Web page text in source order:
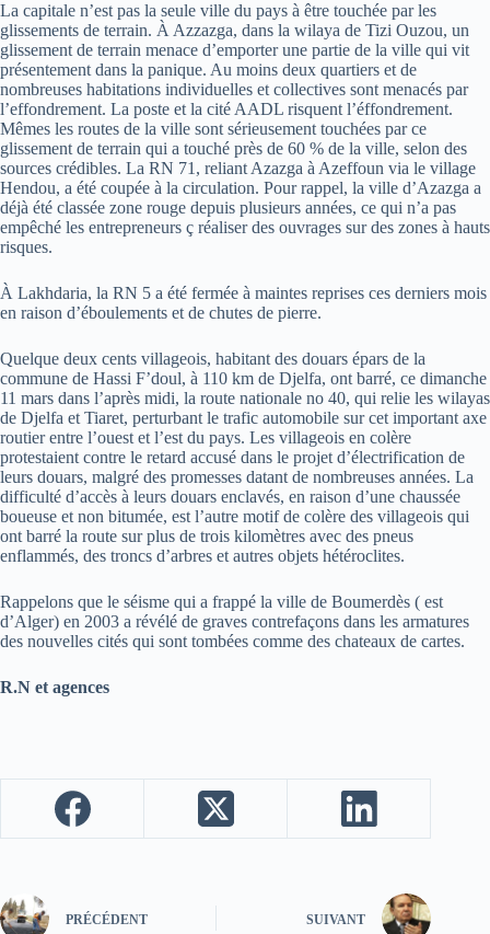
La capitale n’est pas la seule ville du pays à être touchée par les
glissements de terrain. À Azzazga, dans la wilaya de Tizi Ouzou, un
glissement de terrain menace d’emporter une partie de la ville qui vit
présentement dans la panique. Au moins deux quartiers et de
nombreuses habitations individuelles et collectives sont menacés par
l’effondrement. La poste et la cité AADL risquent l’éffondrement.
Mêmes les routes de la ville sont sérieusement touchées par ce
glissement de terrain qui a touché près de 60 % de la ville, selon des
sources crédibles. La RN 71, reliant Azazga à Azeffoun via le village
Hendou, a été coupée à la circulation. Pour rappel, la ville d’Azazga a
déjà été classée zone rouge depuis plusieurs années, ce qui n’a pas
empêché les entrepreneurs ç réaliser des ouvrages sur des zones à hauts
risques.
À Lakhdaria, la RN 5 a été fermée à maintes reprises ces derniers mois
en raison d’éboulements et de chutes de pierre.
Quelque deux cents villageois, habitant des douars épars de la
commune de Hassi F’doul, à 110 km de Djelfa, ont barré, ce dimanche
11 mars dans l’après midi, la route nationale no 40, qui relie les wilayas
de Djelfa et Tiaret, perturbant le trafic automobile sur cet important axe
routier entre l’ouest et l’est du pays. Les villageois en colère
protestaient contre le retard accusé dans le projet d’électrification de
leurs douars, malgré des promesses datant de nombreuses années. La
difficulté d’accès à leurs douars enclavés, en raison d’une chaussée
boueuse et non bitumée, est l’autre motif de colère des villageois qui
ont barré la route sur plus de trois kilomètres avec des pneus
enflammés, des troncs d’arbres et autres objets hétéroclites.
Rappelons que le séisme qui a frappé la ville de Boumerdès ( est
d’Alger) en 2003 a révélé de graves contrefaçons dans les armatures
des nouvelles cités qui sont tombées comme des chateaux de cartes.
R.N et agences
PRÉCÉDENT SUIVANT